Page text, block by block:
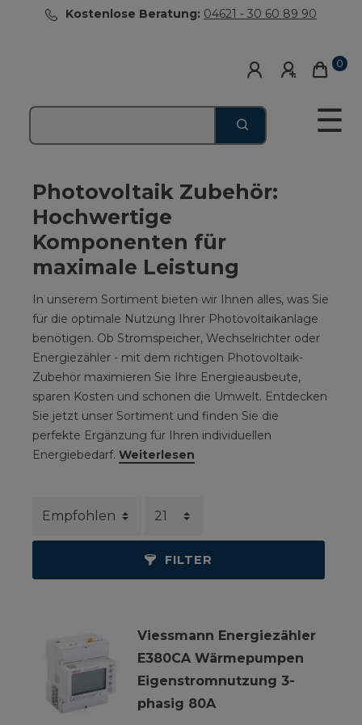
Kostenlose Beratung: 04621 - 30 60 89 90
0
☰
Photovoltaik Zubehör:
Hochwertige
Komponenten für
maximale Leistung
In unserem Sortiment bieten wir Ihnen alles, was Sie
für die optimale Nutzung Ihrer Photovoltaikanlage
benötigen. Ob Stromspeicher, Wechselrichter oder
Energiezähler - mit dem richtigen Photovoltaik-
Zubehör maximieren Sie Ihre Energieausbeute,
sparen Kosten und schonen die Umwelt. Entdecken
Sie jetzt unser Sortiment und finden Sie die
perfekte Ergänzung für Ihren individuellen
Energiebedarf. Weiterlesen
FILTER
Viessmann Energiezähler
E380CA Wärmepumpen
Eigenstromnutzung 3-
phasig 80A